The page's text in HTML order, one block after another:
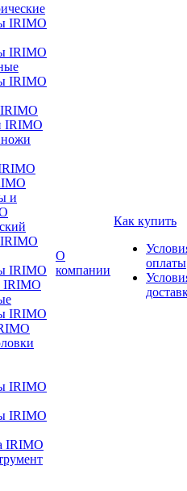
IRIMO
IRIMO
IRIMO
IRIMO
и
IRIMO
IRIMO
IRIMO
IRIMO
IRIMO
IRIMO
О
компании
Как купить
оплаты